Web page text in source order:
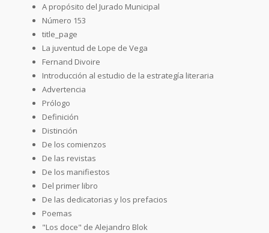
A propósito del Jurado Municipal
Número 153
title_page
La juventud de Lope de Vega
Fernand Divoire
Introducción al estudio de la estrategía literaria
Advertencia
Prólogo
Definición
Distinción
De los comienzos
De las revistas
De los manifiestos
Del primer libro
De las dedicatorias y los prefacios
Poemas
"Los doce" de Alejandro Blok